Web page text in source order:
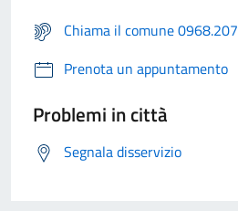
Chiama il comune
Prenota un appuntamento
Problemi in città
Segnala disservizio